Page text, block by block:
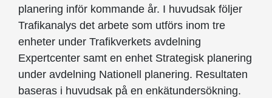
planering inför kommande år. I huvudsak följer
Trafikanalys det arbete som utförs inom tre
enheter under Trafikverkets avdelning
Expertcenter samt en enhet Strategisk planering
under avdelning Nationell planering. Resultaten
baseras i huvudsak på en enkätundersökning.